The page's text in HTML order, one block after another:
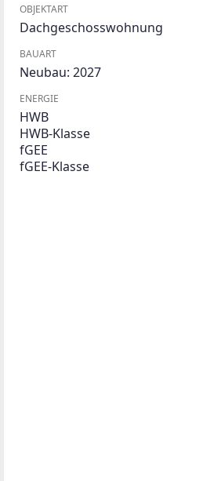
OBJEKTART
Dachgeschosswohnung
BAUART
Neubau: 2027
ENERGIE
HWB
HWB-Klasse
fGEE
fGEE-Klasse